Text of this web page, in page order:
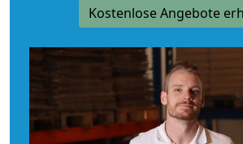
Kostenlose Angebote